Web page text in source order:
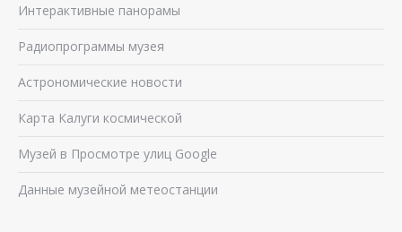
Интерактивные панорамы
Радиопрограммы музея
Астрономические новости
Карта Калуги космической
Музей в Просмотре улиц Google
Данные музейной метеостанции